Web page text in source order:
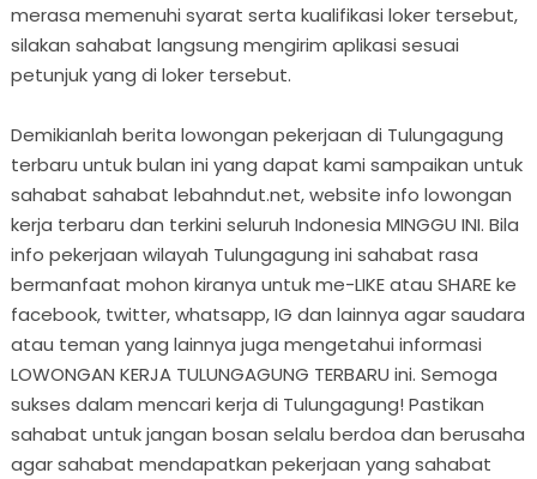
merasa memenuhi syarat serta kualifikasi loker tersebut,
silakan sahabat langsung mengirim aplikasi sesuai
petunjuk yang di loker tersebut.
Demikianlah berita lowongan pekerjaan di Tulungagung
terbaru untuk bulan ini yang dapat kami sampaikan untuk
sahabat sahabat lebahndut.net, website info lowongan
kerja terbaru dan terkini seluruh Indonesia MINGGU INI. Bila
info pekerjaan wilayah Tulungagung ini sahabat rasa
bermanfaat mohon kiranya untuk me-LIKE atau SHARE ke
facebook, twitter, whatsapp, IG dan lainnya agar saudara
atau teman yang lainnya juga mengetahui informasi
LOWONGAN KERJA TULUNGAGUNG TERBARU ini. Semoga
sukses dalam mencari kerja di Tulungagung! Pastikan
sahabat untuk jangan bosan selalu berdoa dan berusaha
agar sahabat mendapatkan pekerjaan yang sahabat